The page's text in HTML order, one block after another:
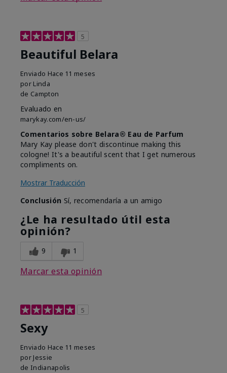
5
Beautiful Belara
Enviado Hace 11 meses
por Linda
de Campton
Evaluado en
marykay.com/en-us/
Comentarios sobre Belara® Eau de Parfum
Mary Kay please don't discontinue making this
cologne! It's a beautiful scent that I get numerous
compliments on.
Mostrar Traducción
Conclusión Sí, recomendaría a un amigo
¿Le ha resultado útil esta
opinión?
9 1
Marcar esta opinión
5
Sexy
Enviado Hace 11 meses
por Jessie
de Indianapolis